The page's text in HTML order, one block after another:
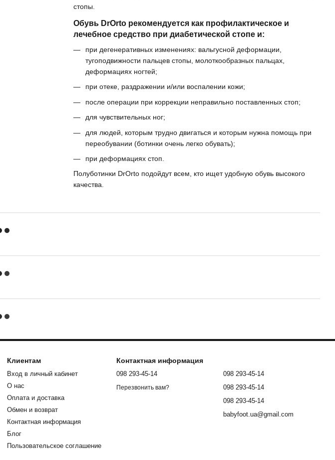
стопы.
Обувь DrOrto рекомендуется как профилактическое и
лечебное средство при диабетической стопе и:
при дегенеративных изменениях: вальгусной деформации,
тугоподвижности пальцев стопы, молоткообразных пальцах,
деформациях ногтей;
при отеке, раздражении и/или воспалении кожи;
после операции при коррекции неправильно поставленных стоп;
для чувствительных ног;
для людей, которым трудно двигаться и которым нужна помощь при
переобувании (ботинки очень легко обувать);
при деформациях стоп.
Полуботинки DrOrto подойдут всем, кто ищет удобную обувь высокого
качества.
Клиентам
Вход в личный кабинет
О нас
Оплата и доставка
Обмен и возврат
Контактная информация
Блог
Пользовательское соглашение
Контактная информация
098 293-45-14
Перезвонить вам?
098 293-45-14
098 293-45-14
098 293-45-14
babyfoot.ua@gmail.com